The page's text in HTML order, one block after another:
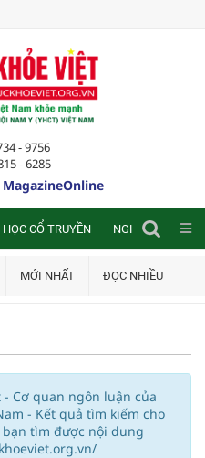
- 9756
- 6285
HỌC CỔ TRUYỀN NGHIÊN CỨU
MỚI NHẤT ĐỌC NHIỀU
- Cơ quan ngôn luận của
- Kết quả tìm kiếm cho
bạn tìm được nội dung